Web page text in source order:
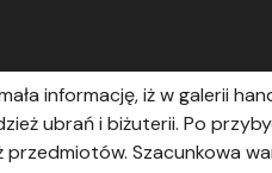
informację, iż w galerii
ubrań i biżuterii. Po
Szacunkowa